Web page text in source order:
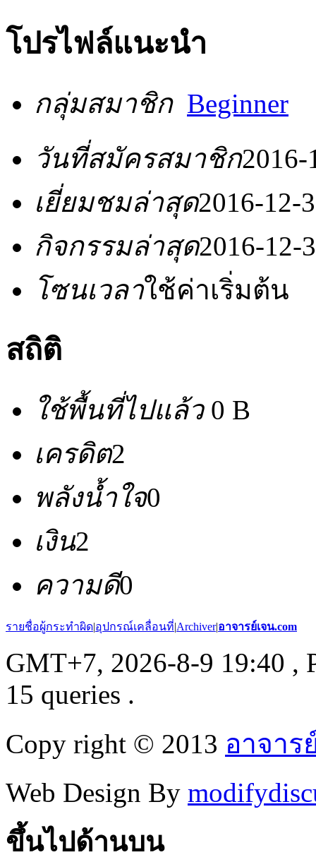
โปรไฟล์แนะนำ
กลุ่มสมาชิก Beginner
วันที่สมัครสมาชิก2016-
เยี่ยมชมล่าสุด2016-12-
กิจกรรมล่าสุด2016-12-
โซนเวลาใช้ค่าเริ่มต้น
สถิติ
ใช้พื้นที่ไปแล้ว0 B
เครดิต2
พลังน้ำใจ0
เงิน2
ความดี0
รายชื่อผู้กระทำผิด|อุปกรณ์เคลื่อนที่|Archiver|อาจารย์เจน.com
GMT+7, 2026-8-9 19:40 ,
15 queries .
Copy right © 2013 อาจาร
Web Design By
ขึ้นไปด้านบน